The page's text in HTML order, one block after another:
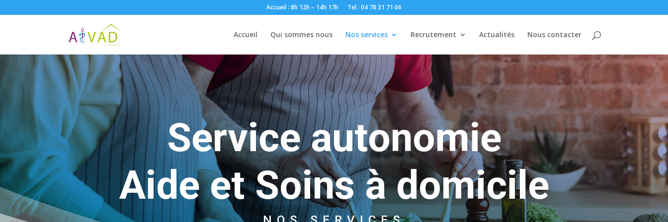
Accueil : 8h 12h – 14h 17h Tel : 04 78 31 71 06
Accueil Qui sommes nous Nos services Recrutement Actualités Nous contacter
Service autonomie
Aide et Soins à domicile